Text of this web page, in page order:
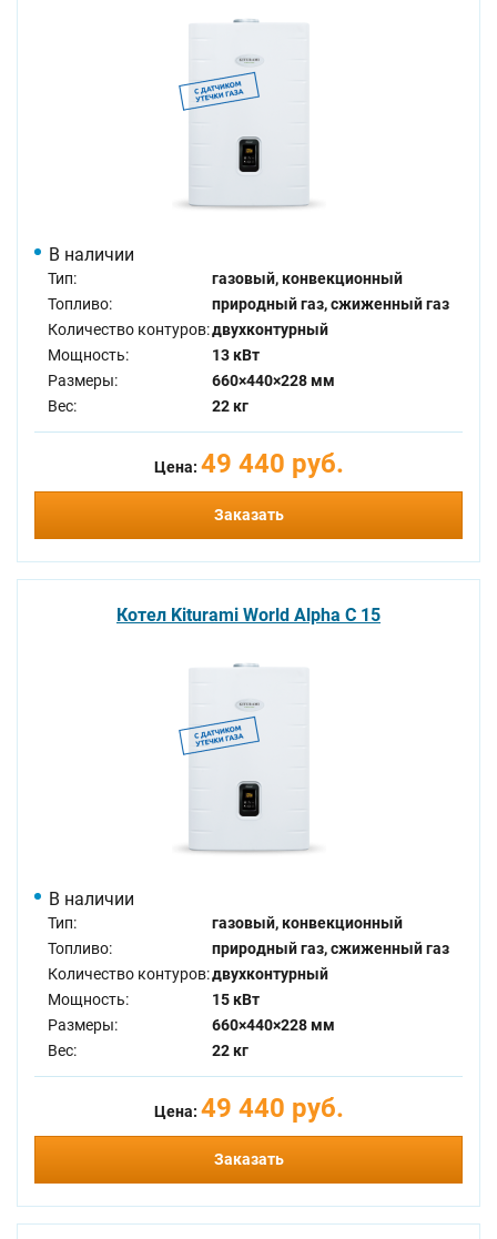
В наличии
Тип:
газовый, конвекционный
Топливо:
природный газ, сжиженный газ
Количество контуров:двухконтурный
Мощность:
13 кВт
Размеры:
660×440×228 мм
Вес:
22 кг
Цена: 49 440 руб.
Заказать
Котел Kiturami World Alpha C 15
В наличии
Тип:
газовый, конвекционный
Топливо:
природный газ, сжиженный газ
Количество контуров:двухконтурный
Мощность:
15 кВт
Размеры:
660×440×228 мм
Вес:
22 кг
Цена: 49 440 руб.
Заказать